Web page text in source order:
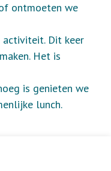
ontmoeten we
activiteit. Dit keer
Het is
is genieten we
lunch.